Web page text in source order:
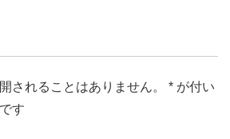
されることはありません。 * が付い
す